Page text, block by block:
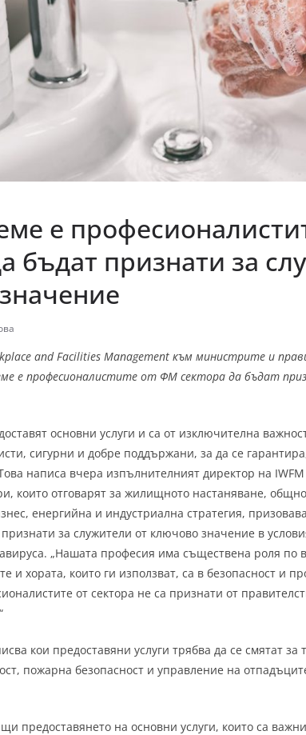
е
бъдат признати за
and Facilities Management към министрите и
е професионалистите от ФМ сектора да бъдат
основни услуги и са от изключителна
сигурни и добре поддържани, за да се
написа вчера изпълнителният директор на
които отговарят за жилищното настаняване,
енергийна и индустриална стратегия,
за служители от ключово значение в
„Нашата професия има съществена роля по
и хората, които ги използват, са в безопасност и
от сектора не са признати от
кои предоставяни услуги трябва да се смятат
пожарна безопасност и управление на
предоставянето на основни услуги, които са